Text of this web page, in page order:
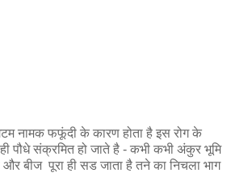
नामक फफूंदी के कारण होता है इस रोग के
पौधे संक्रमित हो जाते है - कभी कभी अंकुर भूमि
और बीज पूरा ही सड जाता है तने का निचला भाग